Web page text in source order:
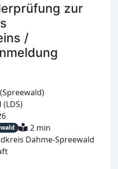
zur
/
2 min
Dahme-Spreewald